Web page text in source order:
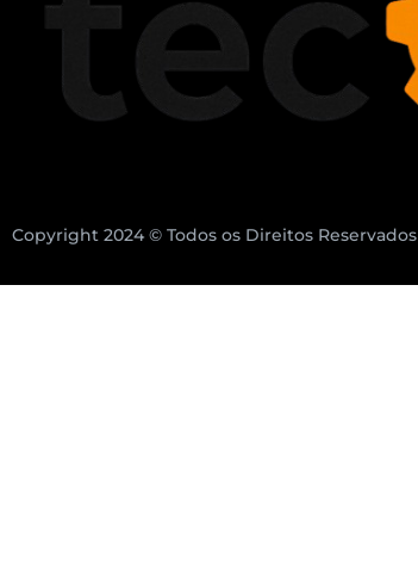
Copyright 2024 © Todos os Direitos Reservados